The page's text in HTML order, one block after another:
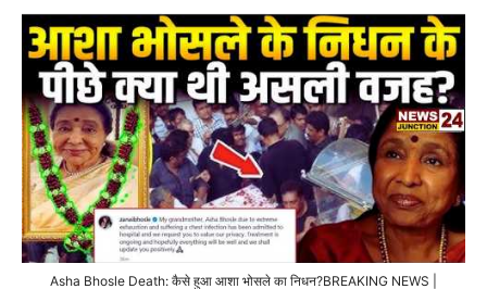
Asha Bhosle Death: कैसे हुआ आशा भोसले का निधन?BREAKING NEWS |